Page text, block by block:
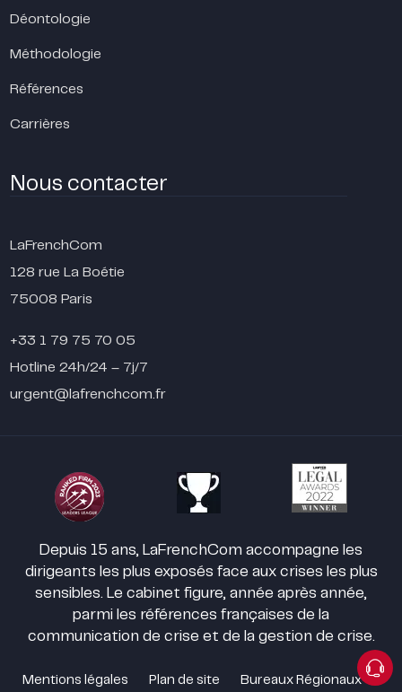
Déontologie
Méthodologie
Références
Carrières
Nous contacter
LaFrenchCom
128 rue La Boétie
75008 Paris
+33 1 79 75 70 05
Hotline 24h/24 – 7j/7
urgent@lafrenchcom.fr
Depuis 15 ans, LaFrenchCom accompagne les
dirigeants les plus exposés face aux crises les plus
sensibles. Le cabinet figure, année après année,
parmi les références françaises de la
communication de crise et de la gestion de crise.
Mentions légales Plan de site Bureaux Régionaux